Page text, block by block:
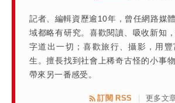
記者、編輯資歷逾10年，曾任網路媒
域都略有研究。喜歡閱讀、吸收新知
字道出一切；喜歡旅行、攝影，用豐
生。擅長找到社會上稀奇古怪的小事
帶來另一番感受。
訂閱 RSS 更多文